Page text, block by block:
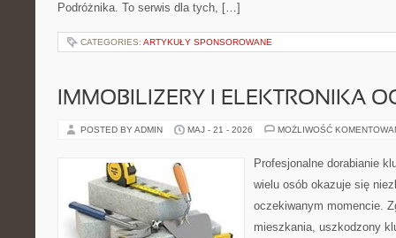
Podróżnika. To serwis dla tych, […]
CATEGORIES: ARTYKUŁY SPONSOROWANE
IMMOBILIZERY I ELEKTRONIKA
POSTED BY ADMIN MAJ - 21 - 2026 MOŻLIWOŚĆ
Profesjonalne dorabianie
wielu osób okazuje się
oczekiwanym momencie.
mieszkania, uszkodzony